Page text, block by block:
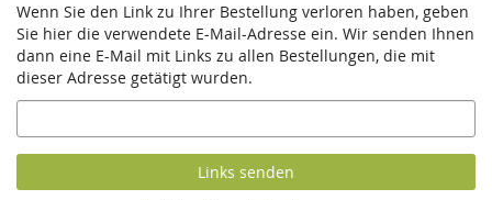
Wenn Sie den Link zu Ihrer Bestellung verloren haben, geben
Sie hier die verwendete E-Mail-Adresse ein. Wir senden Ihnen
dann eine E-Mail mit Links zu allen Bestellungen, die mit
dieser Adresse getätigt wurden.
E-
Mail
Links senden